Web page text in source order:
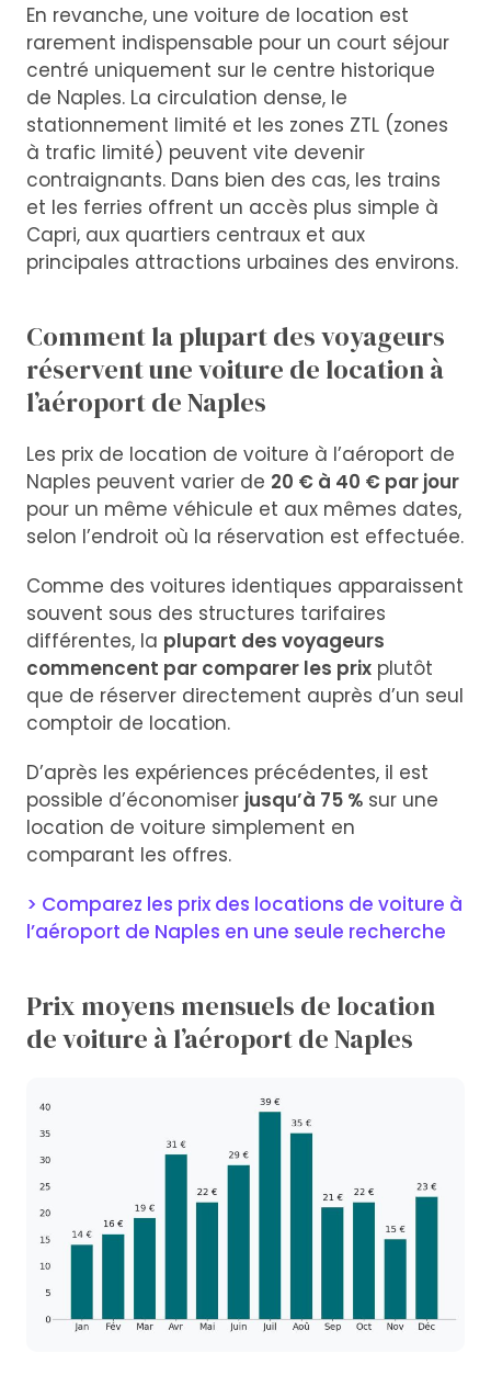
En revanche, une voiture de location est
rarement indispensable pour un court séjour
centré uniquement sur le centre historique
de Naples. La circulation dense, le
stationnement limité et les zones ZTL (zones
à trafic limité) peuvent vite devenir
contraignants. Dans bien des cas, les trains
et les ferries offrent un accès plus simple à
Capri, aux quartiers centraux et aux
principales attractions urbaines des environs.
Comment la plupart des voyageurs
réservent une voiture de location à
l’aéroport de Naples
Les prix de location de voiture à l’aéroport de
Naples peuvent varier de 20 € à 40 € par jour
pour un même véhicule et aux mêmes dates,
selon l’endroit où la réservation est effectuée.
Comme des voitures identiques apparaissent
souvent sous des structures tarifaires
différentes, la plupart des voyageurs
commencent par comparer les prix plutôt
que de réserver directement auprès d’un seul
comptoir de location.
D’après les expériences précédentes, il est
possible d’économiser jusqu’à 75 % sur une
location de voiture simplement en
comparant les offres.
> Comparez les prix des locations de voiture à
l’aéroport de Naples en une seule recherche
Prix moyens mensuels de location
de voiture à l’aéroport de Naples